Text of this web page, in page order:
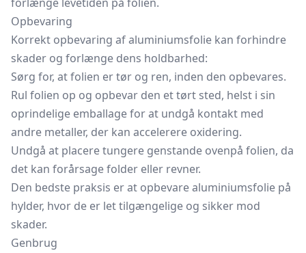
Opbevaring
Korrekt opbevaring af aluminiumsfolie kan forhindre
skader og forlænge dens holdbarhed:
Sørg for, at folien er tør og ren, inden den opbevares.
Rul folien op og opbevar den et tørt sted, helst i sin
oprindelige emballage for at undgå kontakt med
andre metaller, der kan accelerere oxidering.
Undgå at placere tungere genstande ovenpå folien, da
det kan forårsage folder eller revner.
Den bedste praksis er at opbevare aluminiumsfolie på
hylder, hvor de er let tilgængelige og sikker mod
skader.
Genbrug